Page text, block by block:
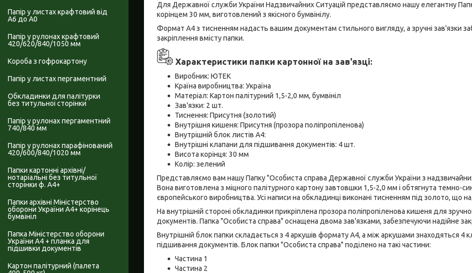
Для Державної служби України Надзвичайних Ситуацій представляємо нашу елегантну
корінцем 30 мм, виготовлений з якісного бумвінілу.
Формат А4 з тисненням надасть вашим документам стильного вигляду, а зручні зав'язки
закріплення вмісту папки.
Характеристики папки картонної на зав'язці:
Виробник: ЮТЕК
Країна виробництва: Україна
Матеріал: Картон палітурний 1,5-2,0 мм, бумвініл
Зав'язки: 2 шт.
Тиснення: Присутня (золотий)
Внутрішня кишеня: Присутня (прозора поліпропіленова)
Внутрішній блок листів А4:
Внутрішні клапани для підшивання документів: 4 шт.
Висота корінця: 30 мм
Колір: зелений
Представляємо вам нашу Папку "Особиста справа Державної служби України з
Вона виготовлена з міцного палітурного картону завтовшки 1,5-2,0 мм і обтягнута темно-
європейського виробництва. Усі написи на обкладинці виконані тисненням під золото, що
На внутрішній стороні обкладинки прикріплена прозора поліпропіленова кишеня для
документів. Папка "Особиста справа" оснащена двома зав'язками, забезпечуючи надійне
Внутрішній блок папки складається з 4 аркушів формату А4, а між аркушами знаходяться 4
підшивання документів. Блок папки "Особиста справа" поділено на такі частини:
Частина 1
Частина 2
Папір у листах крафтовий від
А6 до А0
Папір у рулонах крафтовий
420/620/840/1050 мм
Короба з гофрокартону
Папір у листах пергаментний
Обкладинки для палітурки
без титульноі сторінки
Папір у рулонах пергаментний
740/840 мм
Папір у рулонах парафінований
420/600/840/1020 мм
Папки картонні архівні/
нотаріальні без титульної
сторінки ф. А4+
Папки архівні Міністерство
оборони України А4+ корінець
бумвініл
Папка Міністерство оборони
України А4 + планка для
підшивки документів
Картон палітурний (палета